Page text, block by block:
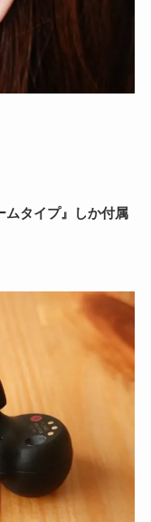
ムタイプ』しか付属